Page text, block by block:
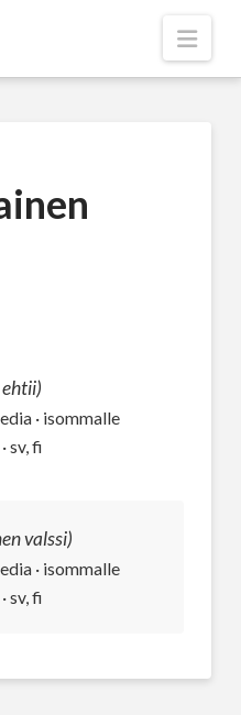
· isommalle
sv, fi
valssi)
· isommalle
sv, fi